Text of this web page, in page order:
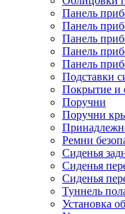
Панель
Панель
Панель
Панель
Панель
Подставки
Покрытие и
Поручни
Поручни
Ремни
Сиденья
Сиденья
Сиденья
Туннель
Установка